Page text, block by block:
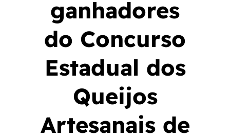
ganhadores
do Concurso
Estadual dos
Queijos
Artesanais de